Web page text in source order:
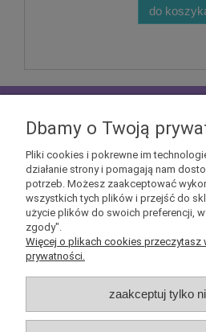
do
otrzymać kupony rabatowe
Dbamy o Twoją
Pliki cookies i pokrewne im
działanie strony i pomagają nam
potrzeb. Możesz zaakceptować
wszystkich tych plików i przejść do
użycie plików do swoich preferencji,
zgody".
Więcej o plikach cookies przeczytasz
prywatności.
zaakceptuj tylko